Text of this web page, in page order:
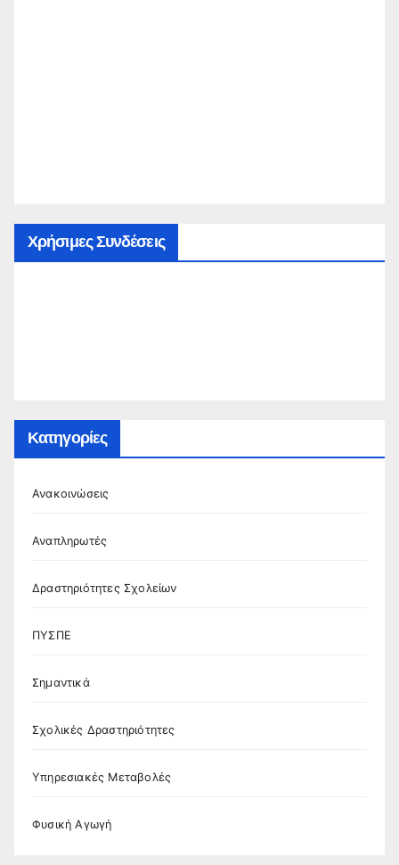
Χρήσιμες Συνδέσεις
Κατηγορίες
Ανακοινώσεις
Αναπληρωτές
Δραστηριότητες Σχολείων
ΠΥΣΠΕ
Σημαντικά
Σχολικές Δραστηριότητες
Υπηρεσιακές Μεταβολές
Φυσική Αγωγή